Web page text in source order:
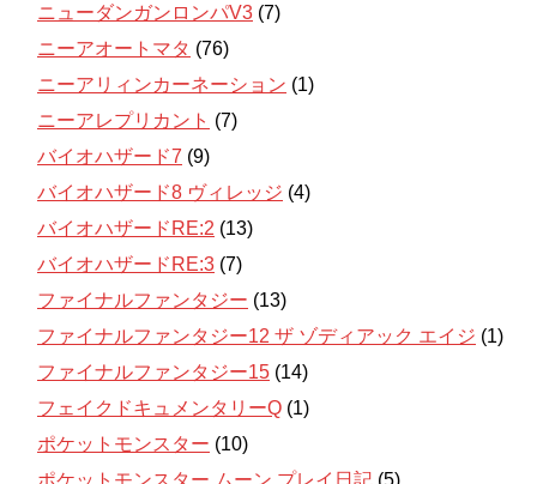
ニューダンガンロンパV3 (7)
ニーアオートマタ (76)
ニーアリィンカーネーション (1)
ニーアレプリカント (7)
バイオハザード7 (9)
バイオハザード8 ヴィレッジ (4)
バイオハザードRE:2 (13)
バイオハザードRE:3 (7)
ファイナルファンタジー (13)
ファイナルファンタジー12 ザ ゾディアック エイジ (1)
ファイナルファンタジー15 (14)
フェイクドキュメンタリーQ (1)
ポケットモンスター (10)
ポケットモンスター ムーン プレイ日記 (5)